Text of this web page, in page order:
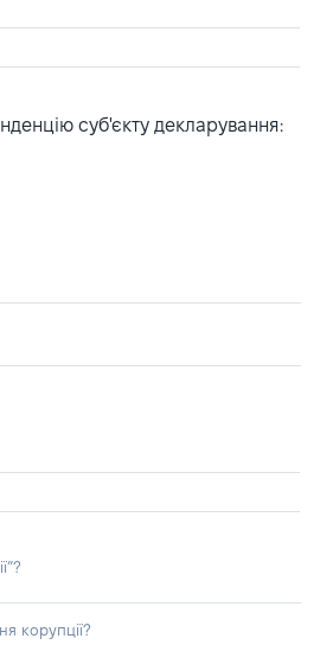
суб'єкту декларування:
корупції?